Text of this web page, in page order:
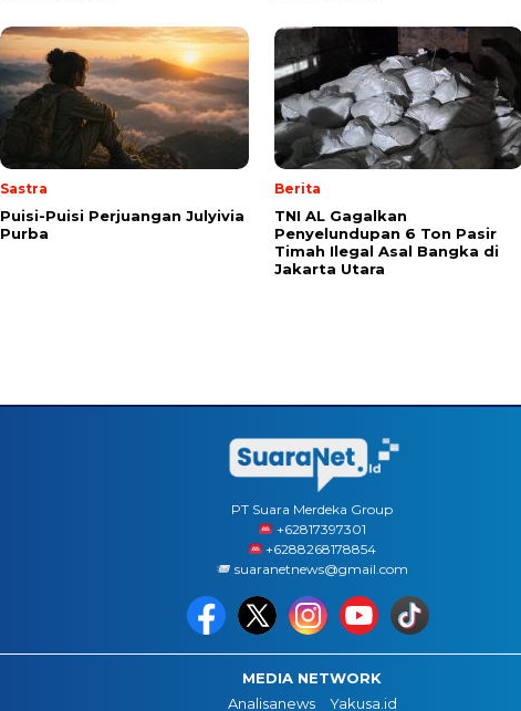
Sastra
Puisi-Puisi Perjuangan Julyivia
Purba
Berita
TNI AL Gagalkan
Penyelundupan 6 Ton Pasir
Timah Ilegal Asal Bangka di
Jakarta Utara
PT Suara Merdeka Group
‪+62817397301
+6288268178854
suaranetnews@gmail.com
MEDIA NETWORK
Analisanews
Yakusa.id